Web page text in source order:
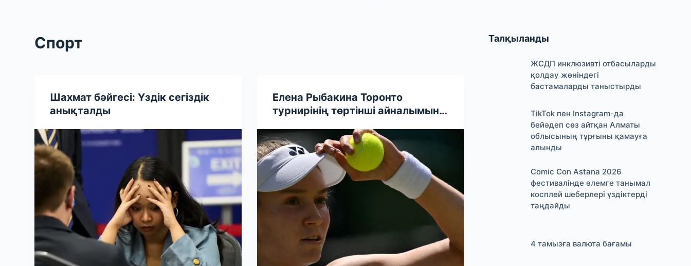
Спорт
Шахмат бәйгесі: Үздік сегіздік
анықталды
Елена Рыбакина Торонто
турнирінің төртінші айналымына
Талқыланды
ЖСДП инклюзивті отбасыларды
қолдау жөніндегі
бастамаларды таныстырды
TikTok пен Instagram-да
бейәдеп сөз айтқан Алматы
облысының тұрғыны қамауға
алынды
Comic Con Astana 2026
фестивалінде әлемге танымал
косплей шеберлері үздіктерді
таңдайды
4 тамызға валюта бағамы